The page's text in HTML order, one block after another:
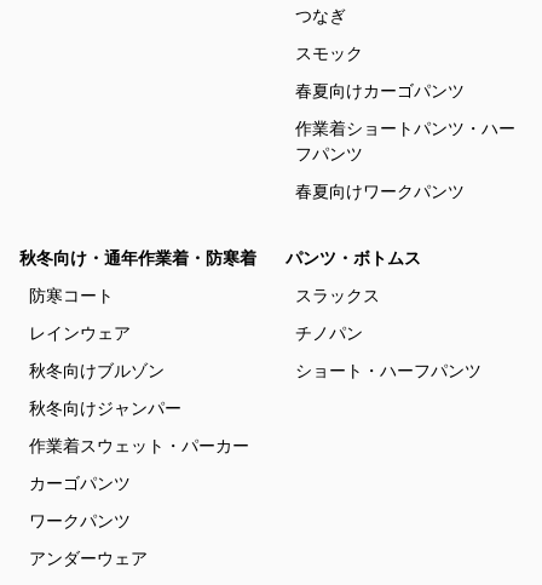
つなぎ
スモック
春夏向けカーゴパンツ
作業着ショートパンツ・ハー
フパンツ
春夏向けワークパンツ
秋冬向け・通年作業着・防寒着
防寒コート
レインウェア
秋冬向けブルゾン
秋冬向けジャンパー
作業着スウェット・パーカー
カーゴパンツ
ワークパンツ
アンダーウェア
パンツ・ボトムス
スラックス
チノパン
ショート・ハーフパンツ